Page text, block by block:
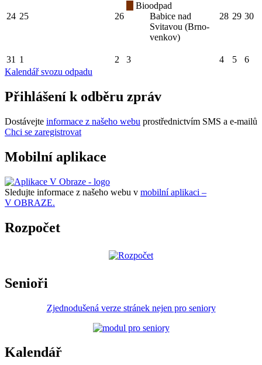
24 25 26
Bioodpad
Babice nad
Svitavou (Brno-
venkov)
28 29 30
31 1 2 3 4 5
6
Kalendář svozu odpadu
Přihlášení k odběru zpráv
Dostávejte informace z našeho webu prostřednictvím SMS a e-mailů
Chci se zaregistrovat
Mobilní aplikace
Sledujte informace z našeho webu v mobilní aplikaci –
V OBRAZE.
Rozpočet
Senioři
Zjednodušená verze stránek nejen pro seniory
Kalendář